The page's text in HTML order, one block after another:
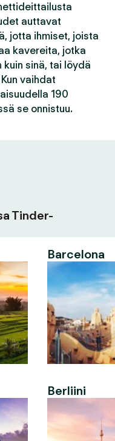
auttavat
jotta ihmiset, joista
kavereita, jotka
sinä, tai löydä
vaihdat
190
se onnistuu.
Tinder-
Barcelona
Berliini